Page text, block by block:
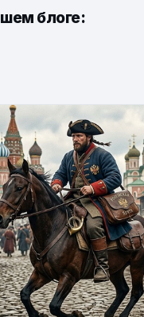
блоге: